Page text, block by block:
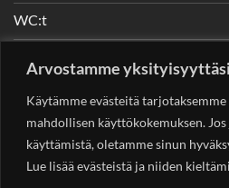
Arvostamme yksityisyyttäsi
Käytämme evästeitä
mahdollisen käyttökokemuksen.
käyttämistä, oletamme sinun
Lue lisää evästeistä ja niiden
WC:t
Nostimet
YHTEYSTIEDOT